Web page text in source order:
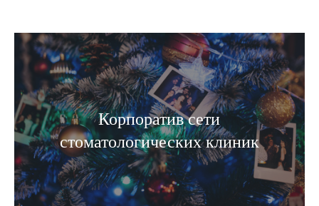
Корпоратив сети
стоматологических клиник